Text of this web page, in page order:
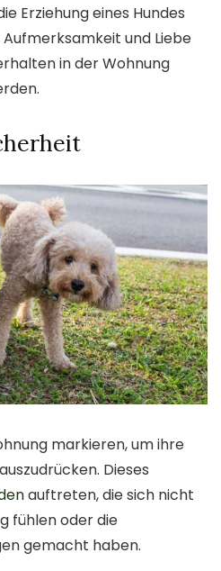
Erziehung eines Hundes
und Liebe
in der Wohnung
markieren, um ihre
Dieses
auftreten, die sich nicht
fühlen oder die
gemacht haben.